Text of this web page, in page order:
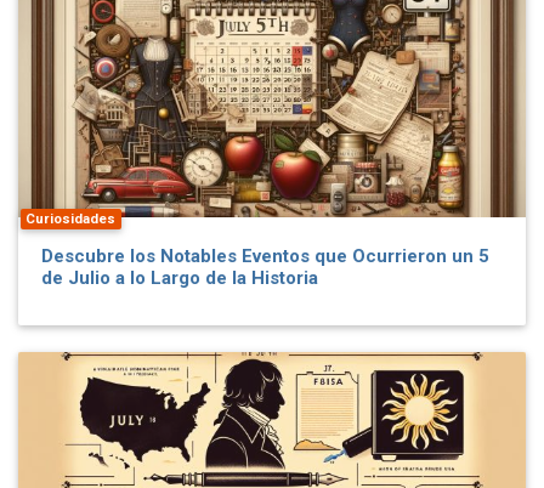
Curiosidades
Descubre los Notables Eventos que Ocurrieron un 5
de Julio a lo Largo de la Historia